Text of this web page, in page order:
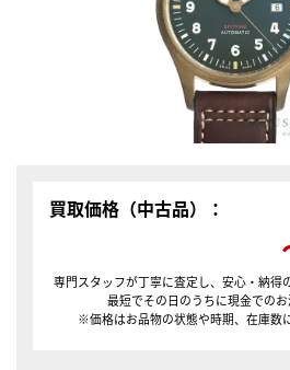
買取価格（中古品）：
専門スタッフが丁寧に査定し、安心・納得
最短でその日のうちに現金でのお
※価格はお品物の状態や時期、在庫数